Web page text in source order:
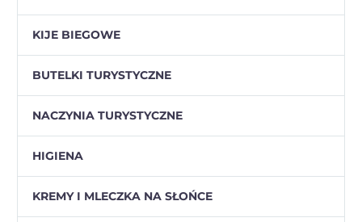
KIJE BIEGOWE
BUTELKI TURYSTYCZNE
NACZYNIA TURYSTYCZNE
HIGIENA
KREMY I MLECZKA NA SŁOŃCE